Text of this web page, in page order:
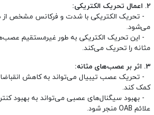
2. اعمال تحریک الکتریکی:
- تحریک الکتریکی با شدت و فرکانس مشخص از
می‌شود.
- این تحریک الکتریکی به طور غیرمستقیم
مثانه را تحریک می‌کند.
3. اثر بر عصب‌های مثانه:
- تحریک عصب تیبیال می‌تواند به کاهش
کمک کند.
- بهبود سیگنال‌های عصبی می‌تواند به بهبود
علائم OAB منجر شود.